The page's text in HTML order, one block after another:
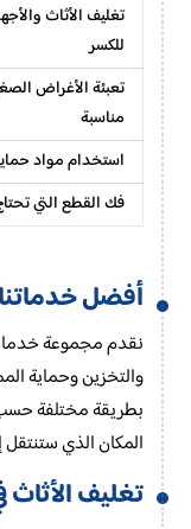
تغليف الأثاث
للكسر
تعبئة الأغراض
مناسبة
استخدام مواد
فك القطع التي
أفضل خدماتنا
نقدم مجموعة
والتخزين وحماية
بطريقة مختلفة
المكان الذي
تغليف الأثاث